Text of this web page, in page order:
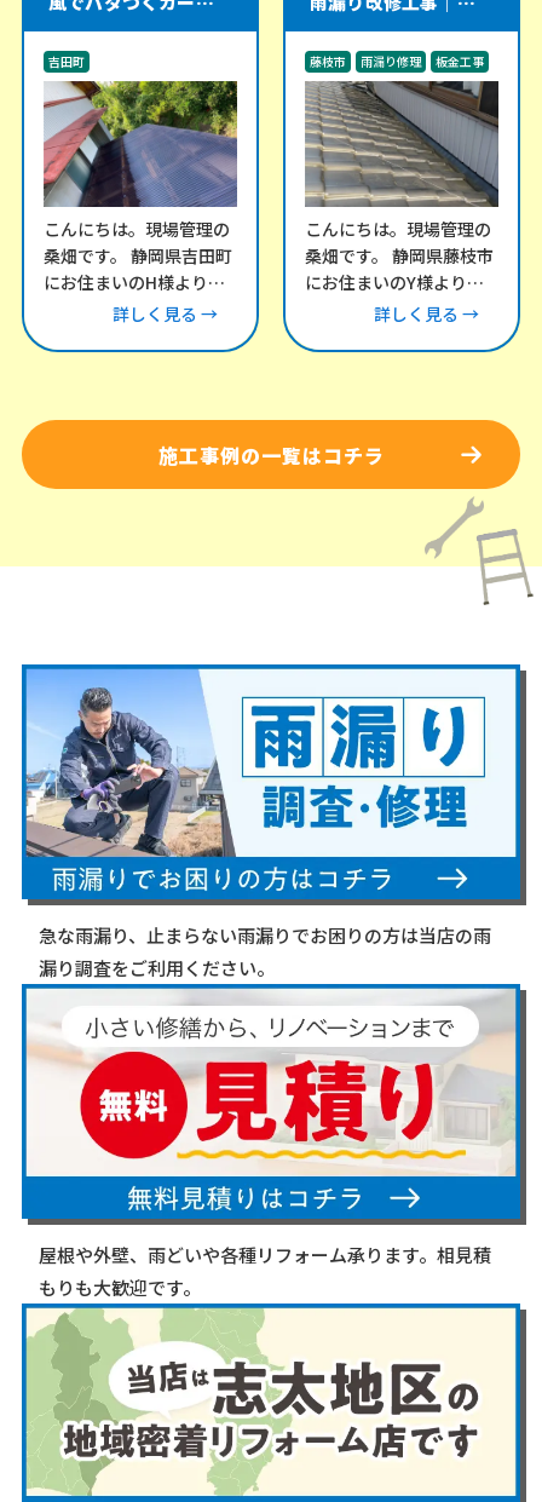
ト・テラス屋根の波板
交換工事
吉田町
その他のリフォーム工事
外構工事
こんにちは。現場管理の
桑畑です。 静岡県吉田町
にお住まいのH様より、
「風が強い日にカーポー
詳しく見る →
根と谷樋・外壁取り合
い部を板金で補修
藤枝市 雨漏り修理 板金工事
こんにちは。現場管理の
桑畑です。 静岡県藤枝市
にお住まいのY様より、
雨漏りについてお問い合
詳しく見る →
施工事例の一覧はコチラ
急な雨漏り、止まらない雨漏りでお困りの方は当店の雨
漏り調査をご利用ください。
屋根や外壁、雨どいや各種リフォーム承ります。相見積
もりも大歓迎です。